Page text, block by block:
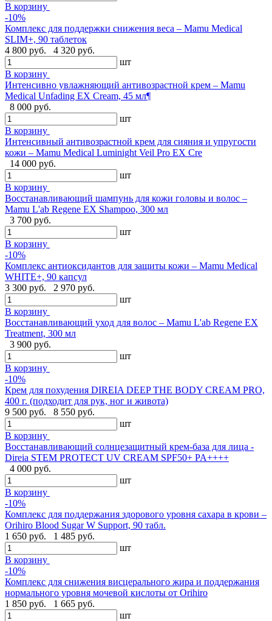
В корзину
-10%
Комплекс для поддержки снижения веса – Mamu Medical
SLIM+, 90 таблеток
4 800 руб.
4 320 руб.
шт
В корзину
Интенсивно увлажняющий антивозрастной крем – Mamu
Medical Unfading EX Cream, 45 мл¶
8 000 руб.
шт
В корзину
Интенсивный антивозрастной крем для сияния и упругости
кожи – Mamu Medical Luminight Veil Pro EX Cre
14 000 руб.
шт
В корзину
Восстанавливающий шампунь для кожи головы и волос –
Mamu L'ab Regene EX Shampoo, 300 мл
3 700 руб.
шт
В корзину
-10%
Комплекс антиоксидантов для защиты кожи – Mamu Medical
WHITE+, 90 капсул
3 300 руб.
2 970 руб.
шт
В корзину
Восстанавливающий уход для волос – Mamu L'ab Regene EX
Treatment, 300 мл
3 900 руб.
шт
В корзину
-10%
Крем для похудения DIREIA DEEP THE BODY CREAM PRO,
400 г. (подходит для рук, ног и живота)
9 500 руб.
8 550 руб.
шт
В корзину
Восстанавливающий солнцезащитный крем-база для лица -
Direia STEM PROTECT UV CREAM SPF50+ PA++++
4 000 руб.
шт
В корзину
-10%
Комплекс для поддержания здорового уровня сахара в крови –
Orihiro Blood Sugar W Support, 90 табл.
1 650 руб.
1 485 руб.
шт
В корзину
-10%
Комплекс для снижения висцерального жира и поддержания
нормального уровня мочевой кислоты от Orihiro
1 850 руб.
1 665 руб.
шт